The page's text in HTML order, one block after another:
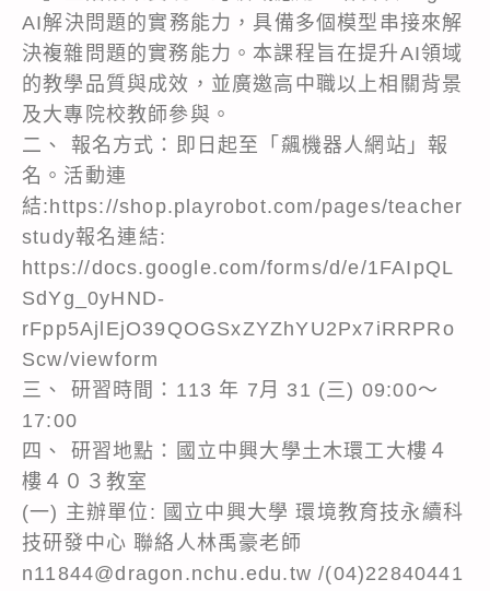
AI解決問題的實務能力，具備多個模型串接來解
決複雜問題的實務能力。本課程旨在提升AI領域
的教學品質與成效，並廣邀高中職以上相關背景
及大專院校教師參與。
二、 報名方式：即日起至「飆機器人網站」報
名。活動連
結:https://shop.playrobot.com/pages/teacher
study報名連結:
https://docs.google.com/forms/d/e/1FAIpQL
SdYg_0yHND-
rFpp5AjlEjO39QOGSxZYZhYU2Px7iRRPRo
Scw/viewform
三、 研習時間：113 年 7月 31 (三) 09:00～
17:00
四、 研習地點：國立中興大學土木環工大樓４
樓４０３教室
(一) 主辦單位: 國立中興大學 環境教育技永續科
技研發中心 聯絡人林禹豪老師
n11844@dragon.nchu.edu.tw /(04)22840441